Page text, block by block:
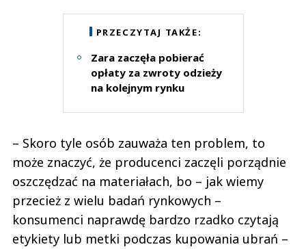
PRZECZYTAJ TAKŻE:
Zara zaczęła pobierać
opłaty za zwroty odzieży
na kolejnym rynku
– Skoro tyle osób zauważa ten problem, to
może znaczyć, że producenci zaczęli porządnie
oszczędzać na materiałach, bo – jak wiemy
przecież z wielu badań rynkowych –
konsumenci naprawdę bardzo rzadko czytają
etykiety lub metki podczas kupowania ubrań –